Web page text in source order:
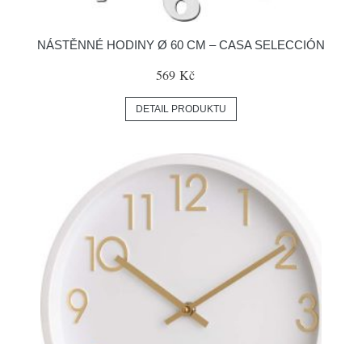
NÁSTĚNNÉ HODINY Ø 60 CM – CASA SELECCIÓN
569 Kč
DETAIL PRODUKTU